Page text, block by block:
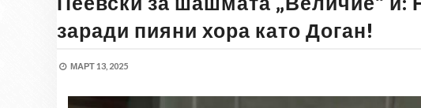
заради пияни хора като Доган!
МАРТ 13, 2025